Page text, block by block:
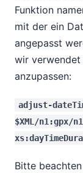
Funktion
mit der ein
angepasst
wir
anzupassen:
adjust-
$XML/
Bitte